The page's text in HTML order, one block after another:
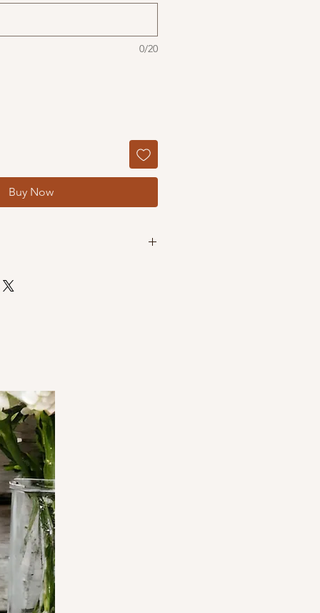
0/20
Buy Now
by VinceHScrap